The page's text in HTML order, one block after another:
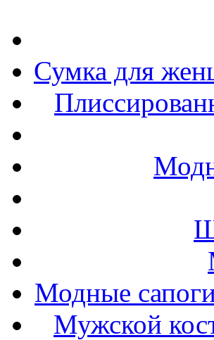
Сумка для
Модные
Мужской